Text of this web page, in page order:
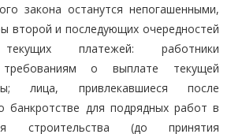
закона останутся непогашенными,
второй и последующих очередностей
текущих платежей: работники
о выплате текущей
лица, привлекавшиеся после
банкротстве для подрядных работ в
строительства (до принятия